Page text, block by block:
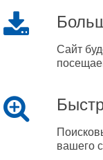
Сайт
вашего